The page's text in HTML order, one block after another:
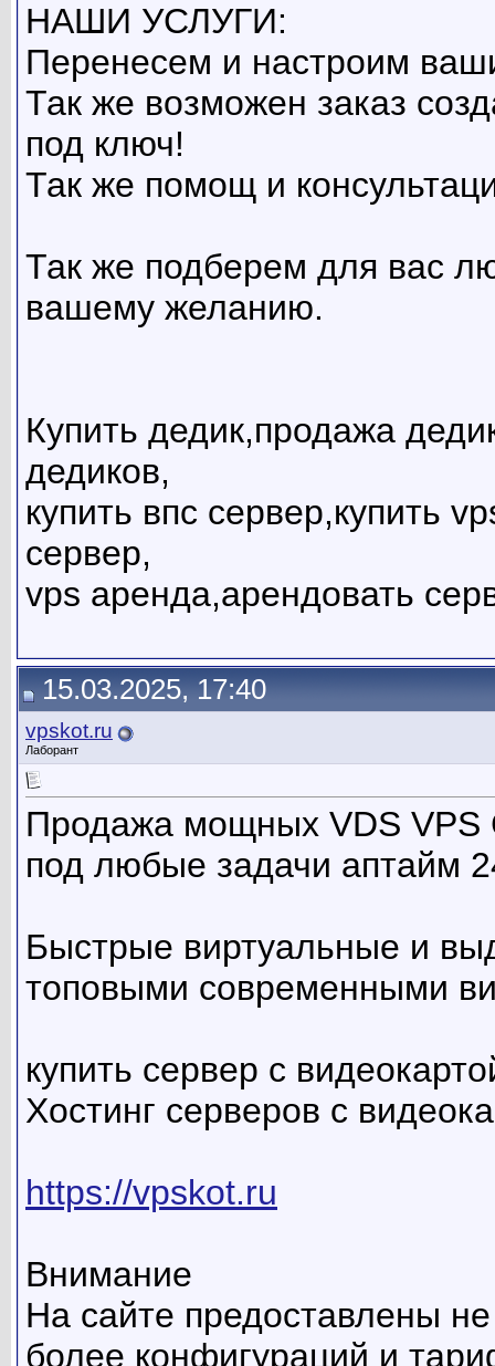
НАШИ УСЛУГИ:
Перенесем и настроим
Так же возможен заказ
под ключ!
Так же помощ и
Так же подберем для вас
вашему желанию.
Купить дедик,продажа
дедиков,
купить впс сервер,купить
сервер,
vps аренда,арендовать
15.03.2025, 17:40
vpskot.ru
Лаборант
Продажа мощных VDS VPS
под любые задачи аптайм
Быстрые виртуальные и
топовыми современными
купить сервер с
Хостинг серверов с
https://vpskot.ru
Внимание
На сайте предоставлены
более конфигураций и